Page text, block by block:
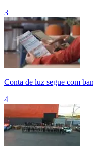
3
Conta de luz segue com
4